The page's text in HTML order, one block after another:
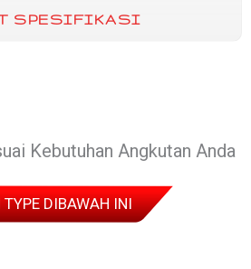
SPESIFIKASI
Kebutuhan Angkutan Anda
DIBAWAH INI